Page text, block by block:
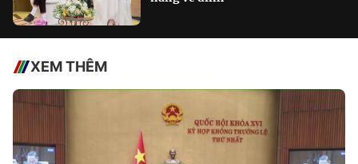
XEM THÊM